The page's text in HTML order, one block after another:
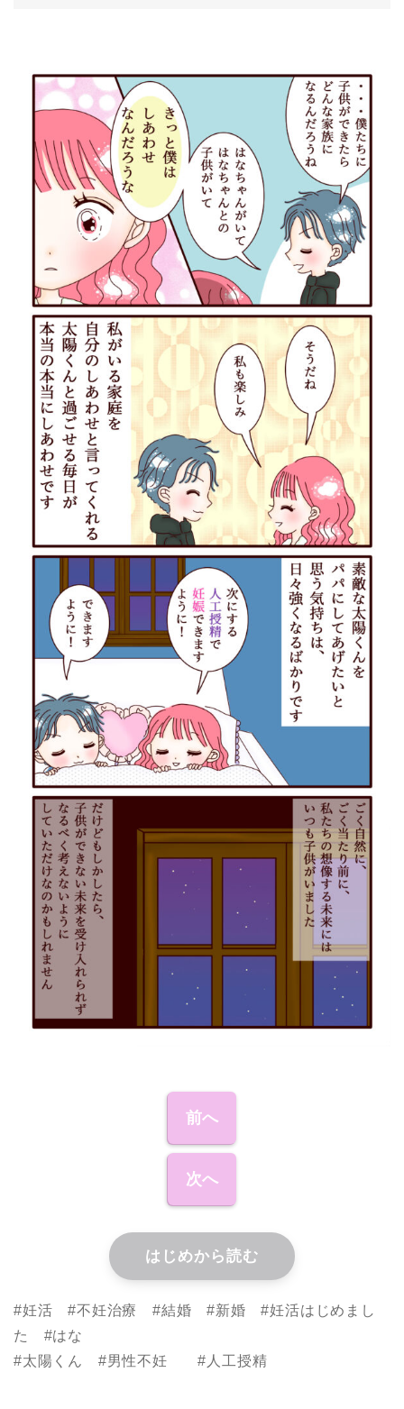
前へ
次へ
はじめから読む
#妊活 #不妊治療 #結婚 #新婚 #妊活はじめまし
た #はな
#太陽くん #男性不妊 #人工授精